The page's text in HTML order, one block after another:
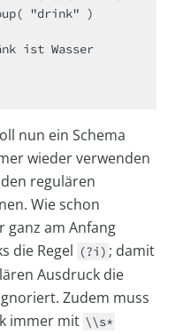
"drink" )
nun ein Schema
wieder verwenden
regulären
Wie schon
am Anfang
die Regel (?i) ; damit
Ausdruck die
Zudem muss
immer mit \\s*